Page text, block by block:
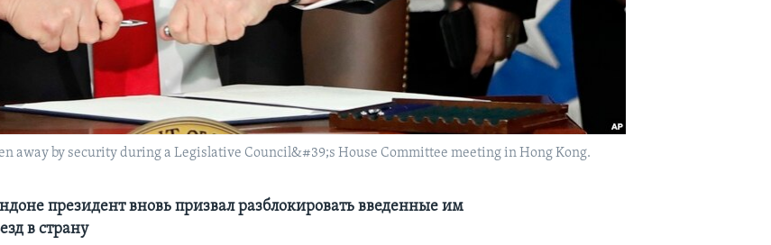
away by security during a Legislative Council&#39;s House Committee meeting in Hong Kong.
президент вновь призвал разблокировать введенные им
в страну